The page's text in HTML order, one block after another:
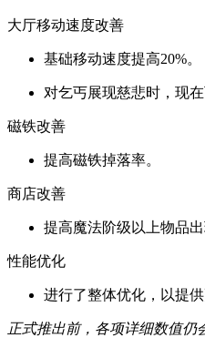
大厅移动速度改善
基础移动速度提高20%。
对乞丐展现慈悲时，现
磁铁改善
提高磁铁掉落率。
商店改善
提高魔法阶级以上物品出
性能优化
进行了整体优化，以提
正式推出前，各项详细数值